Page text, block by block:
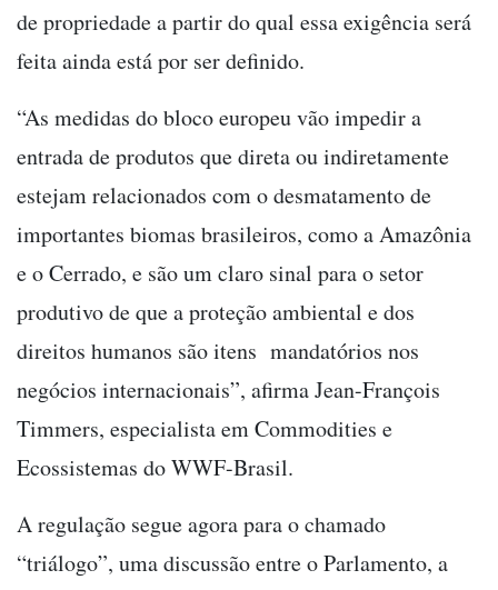
de propriedade a partir do qual essa exigência será
feita ainda está por ser definido.
“As medidas do bloco europeu vão impedir a
entrada de produtos que direta ou indiretamente
estejam relacionados com o desmatamento de
importantes biomas brasileiros, como a Amazônia
e o Cerrado, e são um claro sinal para o setor
produtivo de que a proteção ambiental e dos
direitos humanos são itens mandatórios nos
negócios internacionais”, afirma Jean-François
Timmers, especialista em Commodities e
Ecossistemas do WWF-Brasil.
A regulação segue agora para o chamado
“triálogo”, uma discussão entre o Parlamento, a